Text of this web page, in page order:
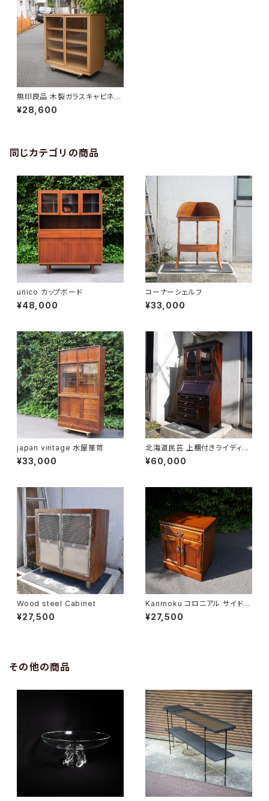
無印良品 木製ガラスキャビネッ
ト
¥28,600
同じカテゴリの商品
unico カップボード
¥48,000
コーナーシェルフ
¥33,000
japan vintage 水屋箪笥
¥33,000
北海道民芸 上棚付きライディン
グビューロー
¥60,000
Wood steel Cabinet
¥27,500
Karimoku コロニアル サイドキ
ャビネット
¥27,500
その他の商品